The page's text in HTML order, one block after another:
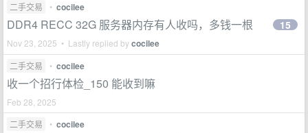
二手交易 • cocilee
DDR4 RECC 32G 服务器内存有人收吗，多钱一根
Nov 23, 2025 • Lastly replied bycocilee
15
二手交易 • cocilee
收一个招行体检_150 能收到嘛
Feb 28, 2025
二手交易
• cocilee